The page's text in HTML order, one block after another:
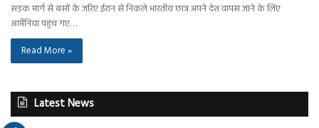
सड़क मार्ग से बसों के जरिए ईरान से निकले भारतीय छात्र अपने देश वापस जाने के लिए
आर्मेनिया पहुंच गए…
Read More »
Latest News